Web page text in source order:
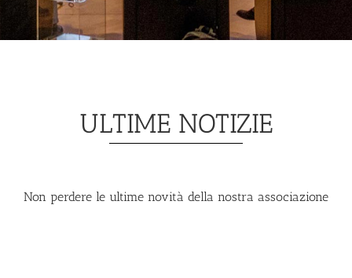
ULTIME NOTIZIE
Non perdere le ultime novità della nostra associazione